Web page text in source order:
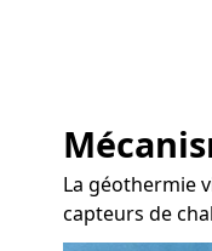
La géothermie
capteurs de